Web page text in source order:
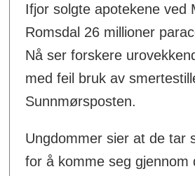
Ifjor solgte apotekene ved
Romsdal 26 millioner
Nå ser forskere
med feil bruk av
Sunnmørsposten.
Ungdommer sier at de tar
for å komme seg gjennom